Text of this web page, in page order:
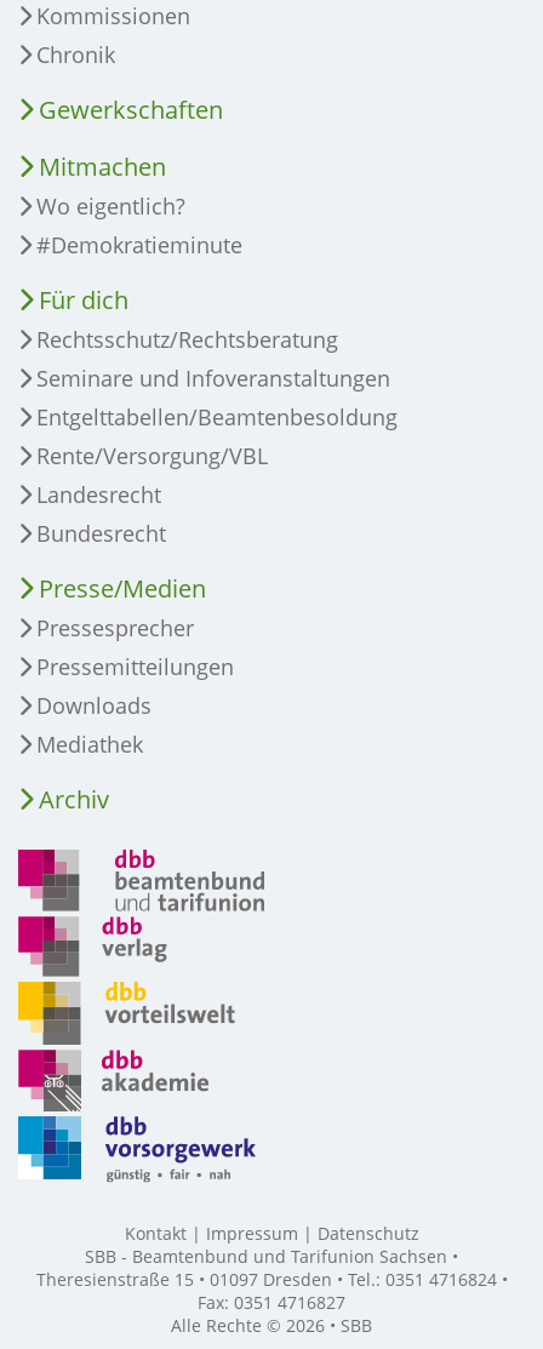
Kommissionen
Chronik
Gewerkschaften
Mitmachen
Wo eigentlich?
#Demokratieminute
Für dich
Rechtsschutz/Rechtsberatung
Seminare und Infoveranstaltungen
Entgelttabellen/Beamtenbesoldung
Rente/Versorgung/VBL
Landesrecht
Bundesrecht
Presse/Medien
Pressesprecher
Pressemitteilungen
Downloads
Mediathek
Archiv
Kontakt Impressum
Datenschutz
SBB - Beamtenbund und Tarifunion Sachsen •
Theresienstraße 15 • 01097 Dresden • Tel.: 0351 4716824 •
Fax: 0351 4716827
Alle Rechte © 2026 • SBB